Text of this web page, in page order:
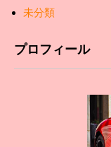
未分類
プロフィール